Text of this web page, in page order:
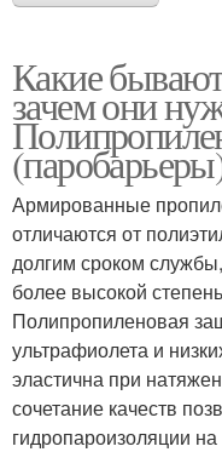
Какие
зачем они
Армированные
отличаются от
долгим сроком
более высокой
Полипропиленовая
ультрафиолета и
эластична при
сочетание качеств
гидропароизоляции